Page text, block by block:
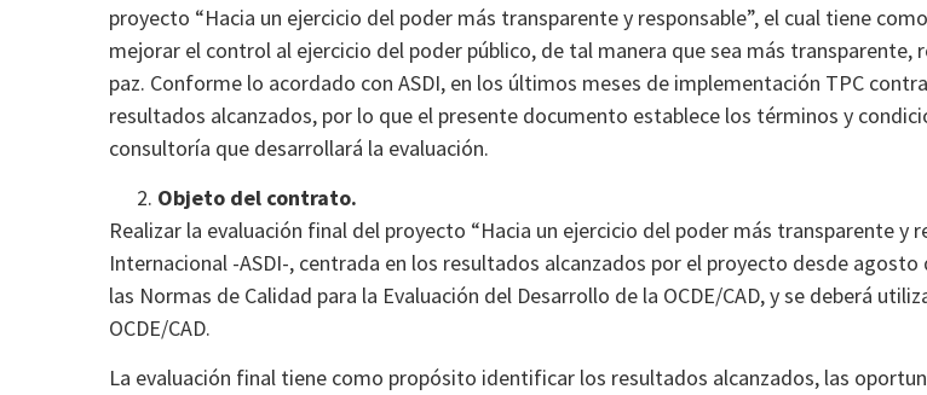
proyecto “Hacia un ejercicio del poder más transparente y responsable”, el cual tiene
mejorar el control al ejercicio del poder público, de tal manera que sea más
paz. Conforme lo acordado con ASDI, en los últimos meses de implementación TPC
resultados alcanzados, por lo que el presente documento establece los términos y
consultoría que desarrollará la evaluación.
Objeto del contrato.
Realizar la evaluación final del proyecto “Hacia un ejercicio del poder más transparente y
Internacional -ASDI-, centrada en los resultados alcanzados por el proyecto desde
las Normas de Calidad para la Evaluación del Desarrollo de la OCDE/CAD, y se deberá
OCDE/CAD.
La evaluación final tiene como propósito identificar los resultados alcanzados, las